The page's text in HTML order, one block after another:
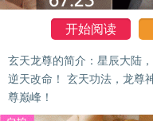
开始阅读
玄天龙尊的简介：星辰大陆
逆天改命！ 玄天功法，龙尊
尊巅峰！